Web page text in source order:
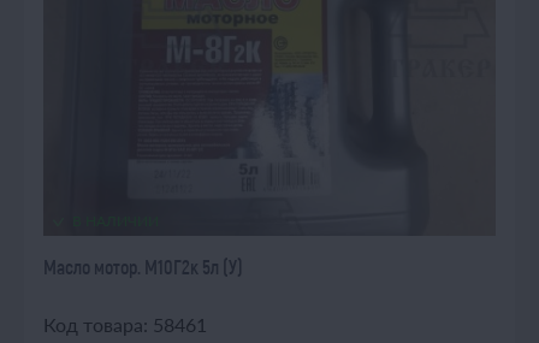
Масло мотор. М10Г2к 5л (У)
Код товара: 58461